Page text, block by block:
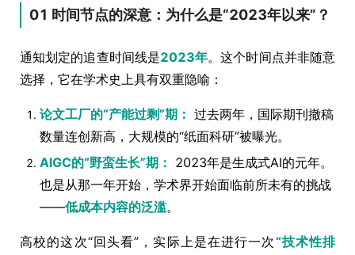
01 时间节点的深意：为什么是“2023年以来”？
通知划定的追查时间线是2023年。这个时间点并非随意
选择，它在学术史上具有双重隐喻：
论文工厂的“产能过剩”期： 过去两年，国际期刊撤稿
数量连创新高，大规模的“纸面科研”被曝光。
AIGC的“野蛮生长”期： 2023年是生成式AI的元年。
也是从那一年开始，学术界开始面临前所未有的挑战
——低成本内容的泛滥。
高校的这次“回头看”，实际上是在进行一次“技术性排